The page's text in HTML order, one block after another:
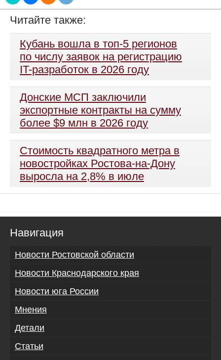
Читайте также:
Кубань вошла в топ-5 регионов
по числу заявок на регистрацию
IT-разработок в 2026 году
Донские МСП заключили
экспортные контракты на сумму
более $9 млн в 2026 году
Стоимость квадратного метра в
новостройках Ростова-на-Дону
выросла на 2,8% в июле
Навигация
Новости Ростовской области
Новости Краснодарского края
Новости юга России
Мнения
Детали
Статьи